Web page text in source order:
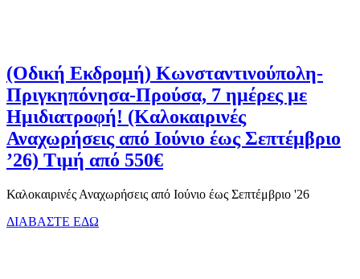
(Οδική Εκδρομή) Κωνσταντινούπολη-
Πριγκηπόνησα-Προύσα, 7 ημέρες με
Ημιδιατροφή! (Καλοκαιρινές
Αναχωρήσεις από Ιούνιο έως Σεπτέμβριο
’26) Τιμή από 550€
Καλοκαιρινές Αναχωρήσεις από Ιούνιο έως Σεπτέμβριο '26
ΔΙΑΒΑΣΤΕ ΕΔΩ